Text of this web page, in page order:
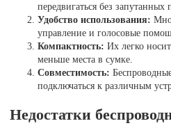
передвигаться без запутанных
Удобство использования:
управление и голосовые
Компактность: Их легко
меньше места в сумке.
Совместимость:
подключаться к различным
Недостатки